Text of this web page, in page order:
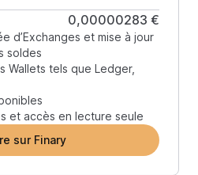
0,00000283 €
d’Exchanges et mise à jour
soldes
Wallets tels que Ledger,
et accès en lecture seule
sur Finary